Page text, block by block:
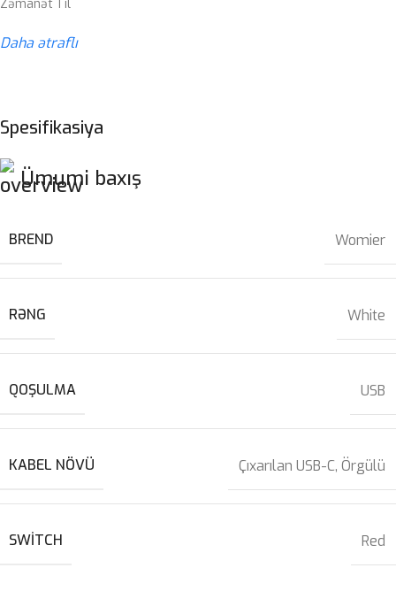
Zəmanət 1 il
Daha ətraflı
Spesifikasiya
Ümumi baxış
BREND Womier
RƏNG White
QOŞULMA USB
KABEL NÖVÜ Çıxarılan USB-C, Örgülü
SWITCH Red